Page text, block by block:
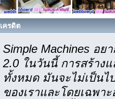
เครดิต
Simple Machines อ
2.0 ในวันนี้ การสร้างแ
ทั้งหมด มันจะไม่เป็นไ
ของเราและโดยเฉพา